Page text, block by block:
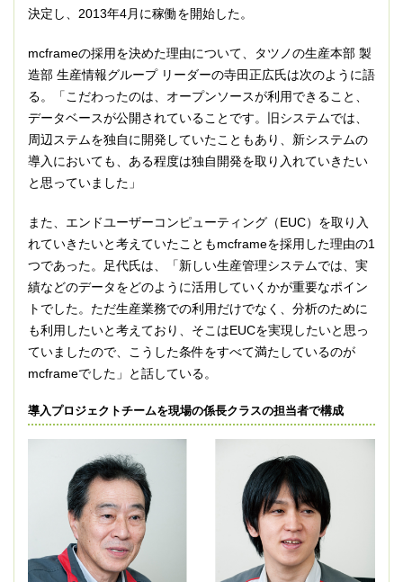
決定し、2013年4月に稼働を開始した。
mcframeの採用を決めた理由について、タツノの生産本部 製
造部 生産情報グループ リーダーの寺田正広氏は次のように語
る。「こだわったのは、オープンソースが利用できること、
データベースが公開されていることです。旧システムでは、
周辺ステムを独自に開発していたこともあり、新システムの
導入においても、ある程度は独自開発を取り入れていきたい
と思っていました」
また、エンドユーザーコンピューティング（EUC）を取り入
れていきたいと考えていたこともmcframeを採用した理由の1
つであった。足代氏は、「新しい生産管理システムでは、実
績などのデータをどのように活用していくかが重要なポイン
トでした。ただ生産業務での利用だけでなく、分析のために
も利用したいと考えており、そこはEUCを実現したいと思っ
ていましたので、こうした条件をすべて満たしているのが
mcframeでした」と話している。
導入プロジェクトチームを現場の係長クラスの担当者で構成